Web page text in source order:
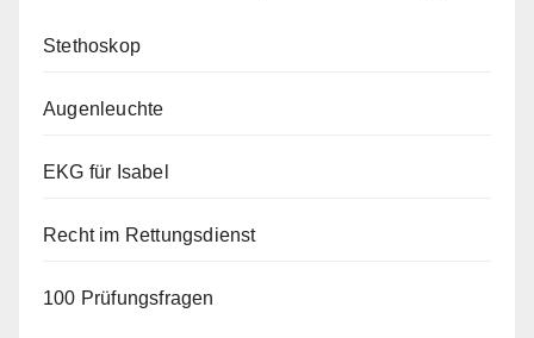
Stethoskop
Augenleuchte
EKG für Isabel
Recht im Rettungsdienst
100 Prüfungsfragen